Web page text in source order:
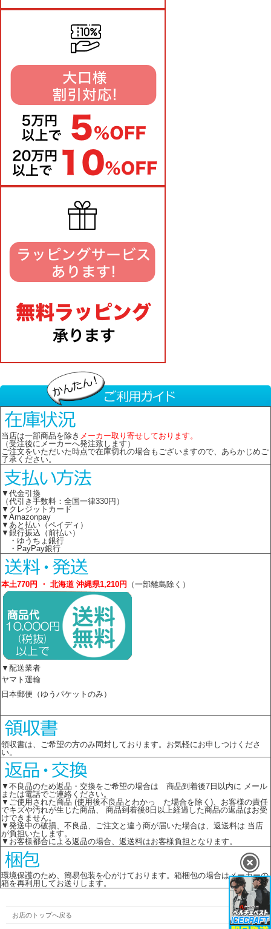
当店は一部商品を除き メーカー取り寄せしております。
（受注後にメーカーへ発注致します）
ご注文をいただいた時点で在庫切れの場合もございますので、あらかじめご
了承ください。
▼代金引換
（代引き手数料：全国一律330円）
▼クレジットカード
▼Amazonpay
▼あと払い（ペイディ）
▼銀行振込（前払い）
・ゆうちょ銀行
・PayPay銀行
本土770円 ・ 北海道 沖縄県1,210円 （一部離島除く）
▼配送業者
ヤマト運輸
日本郵便（ゆうパケットのみ）
領収書は、ご希望の方のみ同封しております。お気軽にお申しつけくださ
い。
▼不良品のため返品・交換をご希望の場合は 商品到着後7日以内に メール
または電話でご連絡ください。
▼ご使用された商品 (使用後不良品とわかっ た場合を除く)、お客様の責任
でキズや汚れが生じた商品、 商品到着後8日以上経過した商品の返品はお受
けできません。
▼発送中の破損、不良品、ご注文と違う商が届いた場合は、返送料は 当店
が負担いたします。
▼お客様都合による返品の場合、返送料はお客様負担となります。
環境保護のため、簡易包装を心がけております。箱梱包の場合はメーカーの
箱を再利用してお送りします。
お店のトップへ戻る